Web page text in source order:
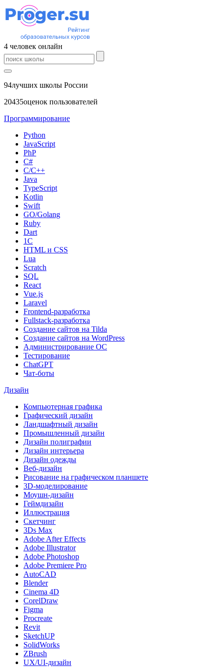
4 человек онлайн
94лучших школы России
20435оценок пользователей
Программирование
Python
JavaScript
PhP
C#
С/C++
Java
TypeScript
Kotlin
Swift
GO/Golang
Ruby
Dart
1С
HTML и CSS
Lua
Scratch
SQL
React
Vue.js
Laravel
Frontend-разработка
Fullstack-разработка
Создание сайтов на Tilda
Создание сайтов на WordPress
Администрирование ОС
Тестирование
ChatGPT
Чат-боты
Дизайн
Компьютерная графика
Графический дизайн
Ландшафтный дизайн
Промышленный дизайн
Дизайн полиграфии
Дизайн интерьера
Дизайн одежды
Веб-дизайн
Рисование на графическом планшете
3D-моделирование
Моушн-дизайн
Геймдизайн
Иллюстрация
Скетчинг
3Ds Max
Adobe After Effects
Adobe Illustrator
Adobe Photoshop
Adobe Premiere Pro
AutoCAD
Blender
Cinema 4D
CorelDraw
Figma
Procreate
Revit
SketchUP
SolidWorks
ZBrush
UX/UI-дизайн